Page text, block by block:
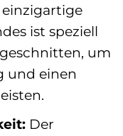
ist speziell
um
und einen
Der